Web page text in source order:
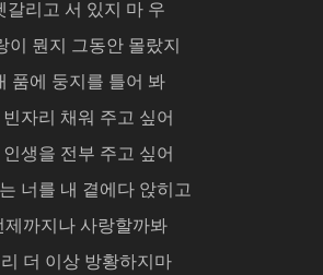
갈리고 서 있지 마 우
이 뭔지 그동안 몰랐지
품에 둥지를 틀어 봐
빈자리 채워 주고 싶어
인생을 전부 주고 싶어
너를 내 곁에다 앉히고
제까지나 사랑할까봐
더 이상 방황하지마